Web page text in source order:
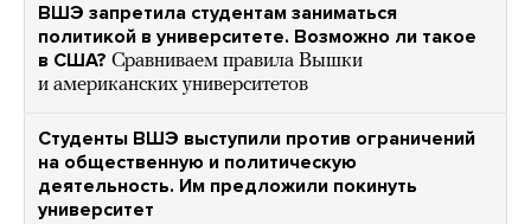
ВШЭ запретила студентам заниматься
политикой в университете. Возможно ли такое
в США? Сравниваем правила Вышки
и американских университетов
Студенты ВШЭ выступили против ограничений
на общественную и политическую
деятельность. Им предложили покинуть
университет